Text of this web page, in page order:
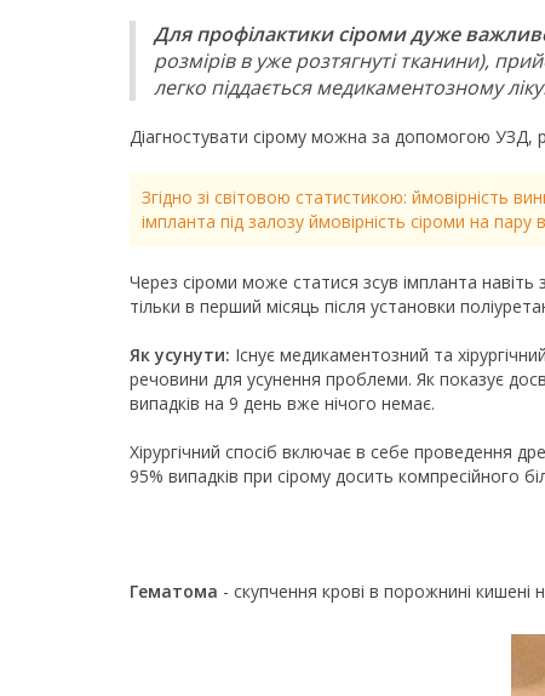
Для профілактики сіроми дуже
розмірів в уже розтягнуті тканини),
легко піддається медикаментозному
Діагностувати сірому можна за допомогою УЗД,
Згідно зі світовою статистикою: ймовірність
імпланта під залозу ймовірність сіроми на пару
Через сіроми може статися зсув імпланта навіть
тільки в перший місяць після установки
Як усунути: Існує медикаментозний та
речовини для усунення проблеми. Як показує
випадків на 9 день вже нічого немає.
Хірургічний спосіб включає в себе проведення
95% випадків при сірому досить компресійного
Гематома - скупчення крові в порожнині кишені